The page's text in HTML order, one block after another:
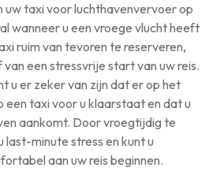
uw taxi voor luchthavenvervoer op
wanneer u een vroege vlucht heeft
ruim van tevoren te reserveren,
een stressvrije start van uw reis.
u er zeker van zijn dat er op het
taxi voor u klaarstaat en dat u
aankomt. Door vroegtijdig te
minute stress en kunt u
aan uw reis beginnen.